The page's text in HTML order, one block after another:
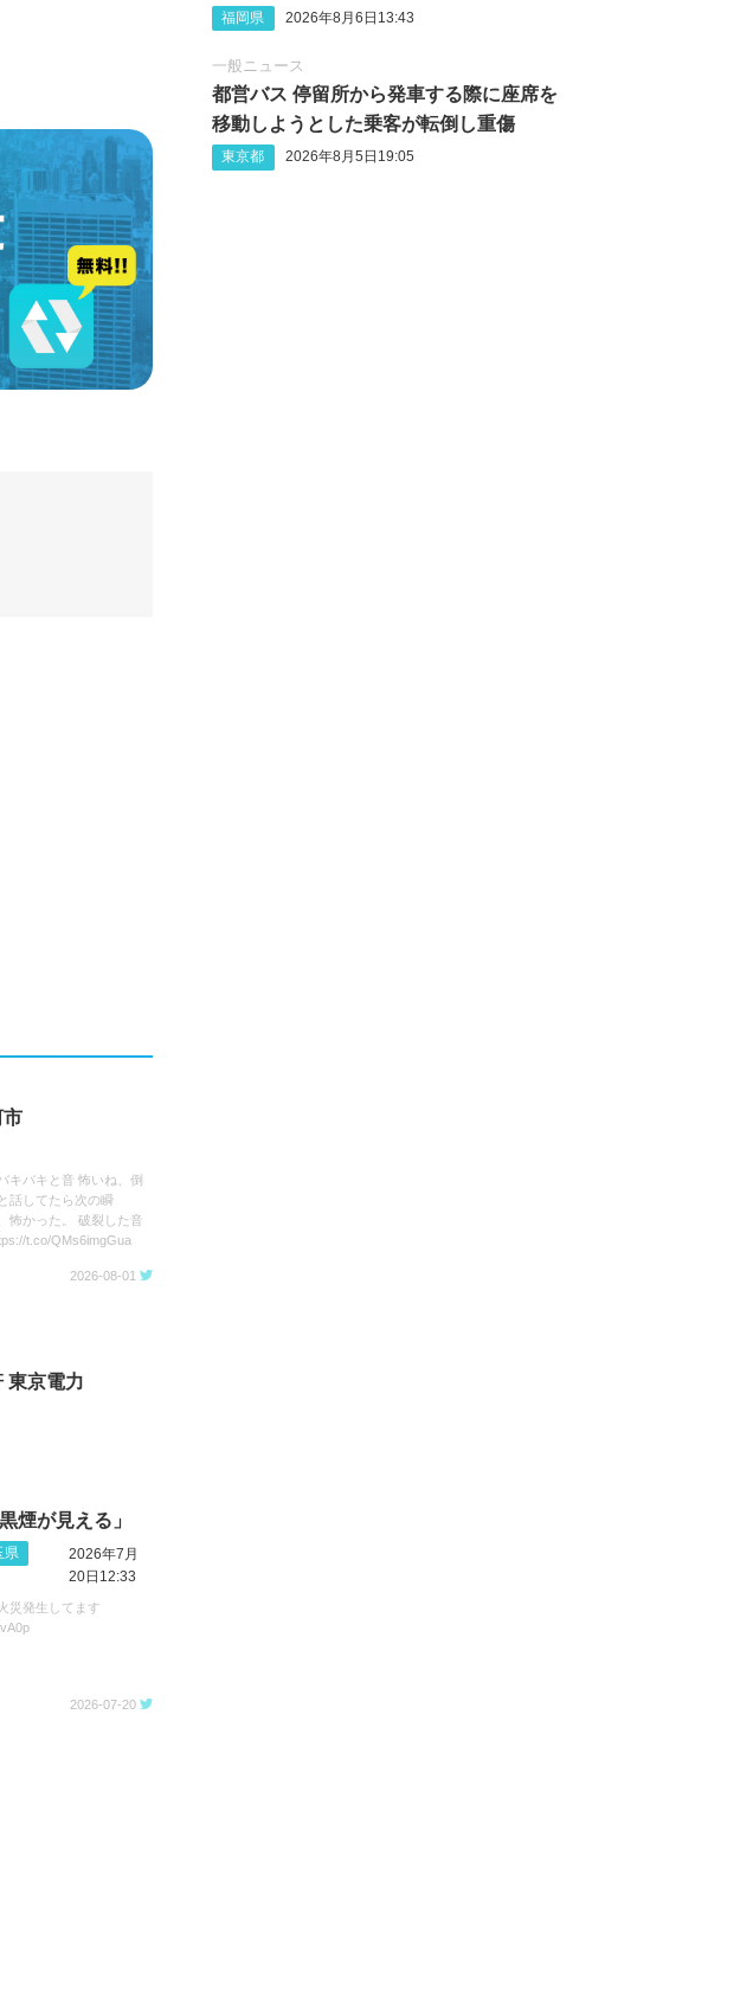
キバキと音 怖いね、倒
話してたら次の瞬
怖かった。 破裂した音
t.co/QMs6imgGua
2026-08-01
東京電力
煙が見える」
県
2026年7月
20日12:33
災発生してます
2026-07-20
福岡県 2026年8月6日13:43
一般ニュース
都営バス 停留所から発車する際に座席を
移動しようとした乗客が転倒し重傷
東京都 2026年8月5日19:05